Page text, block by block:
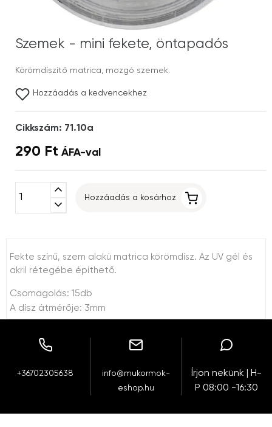
Szemek - mini fekete, öntapadós
Körömdíszítő matrica, mozgó szemek.
Hozzáadás a kedvencekhez
Cikkszám: 71.10a
290 Ft ÁFA-val
expand_less
expand_more
Hozzáadás a kosárhoz
Fekte színű, szem alakú matrica körömdísz. Az UV gél és
akril rétegébe építhető.
Csomagolás: 15db
A dísz átmérője: 3mm
+36702305638
info@mukormok-
eshop.hu
Írjon nekünk | H-
P 08:00 -16:30